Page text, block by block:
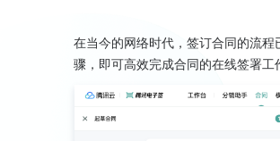
在当今的网络时代，签订合同的流
骤，即可高效完成合同的在线签署工